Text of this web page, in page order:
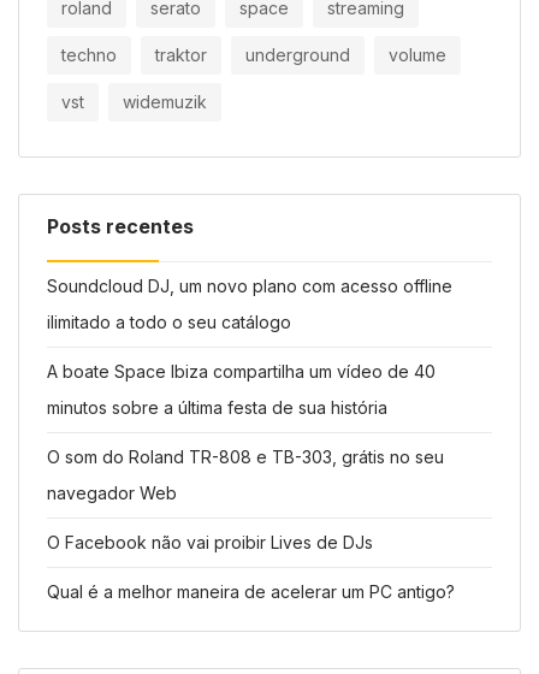
roland serato space streaming
techno traktor underground volume
vst widemuzik
Posts recentes
Soundcloud DJ, um novo plano com acesso offline
ilimitado a todo o seu catálogo
A boate Space Ibiza compartilha um vídeo de 40
minutos sobre a última festa de sua história
O som do Roland TR-808 e TB-303, grátis no seu
navegador Web
O Facebook não vai proibir Lives de DJs
Qual é a melhor maneira de acelerar um PC antigo?